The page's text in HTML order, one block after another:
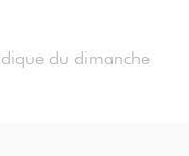
du dimanche